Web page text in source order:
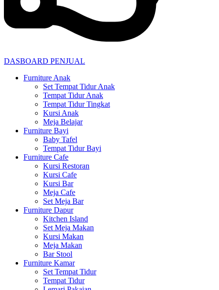
DASBOARD PENJUAL
Furniture Anak
Set Tempat Tidur Anak
Tempat Tidur Anak
Tempat Tidur Tingkat
Kursi Anak
Meja Belajar
Furniture Bayi
Baby Tafel
Tempat Tidur Bayi
Furniture Cafe
Kursi Restoran
Kursi Cafe
Kursi Bar
Meja Cafe
Set Meja Bar
Furniture Dapur
Kitchen Island
Set Meja Makan
Kursi Makan
Meja Makan
Bar Stool
Furniture Kamar
Set Tempat Tidur
Tempat Tidur